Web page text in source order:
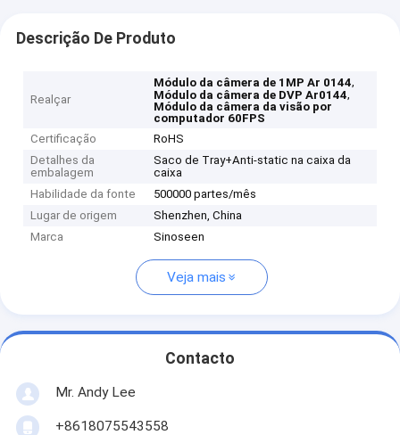
Descrição De Produto
Realçar
Módulo da câmera de 1MP Ar 0144,
Módulo da câmera de DVP Ar0144,
Módulo da câmera da visão por
computador 60FPS
Certificação
RoHS
Detalhes da
embalagem
Saco de Tray+Anti-static na caixa da
caixa
Habilidade da fonte
500000 partes/mês
Lugar de origem
Shenzhen, China
Marca
Sinoseen
Veja mais
Contacto
Mr. Andy Lee
+8618075543558